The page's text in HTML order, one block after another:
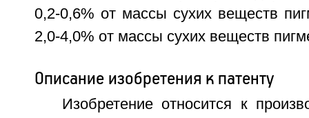
0,2-0,6% от массы сухих веществ
2,0-4,0% от массы сухих веществ
Описание изобретения к патенту
Изобретение относится к